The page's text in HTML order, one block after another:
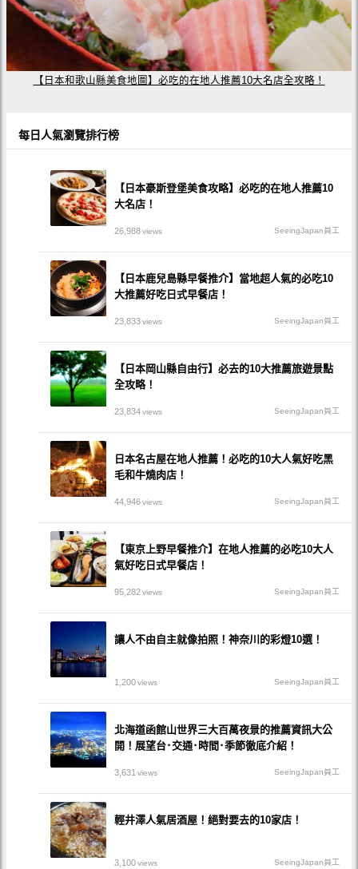
【日本和歌山縣美食地圖】必吃的在地人推薦10大名店全攻略！
每日人氣瀏覽排行榜
【日本豪斯登堡美食攻略】必吃的在地人推薦10
大名店！
26,988views SeeingJapan員工
【日本鹿兒島縣早餐推介】當地超人氣的必吃10
大推薦好吃日式早餐店！
23,833views SeeingJapan員工
【日本岡山縣自由行】必去的10大推薦旅遊景點
全攻略！
23,834views SeeingJapan員工
日本名古屋在地人推薦！必吃的10大人氣好吃黑
毛和牛燒肉店！
44,946views SeeingJapan員工
【東京上野早餐推介】在地人推薦的必吃10大人
氣好吃日式早餐店！
95,282views SeeingJapan員工
讓人不由自主就像拍照！神奈川的彩燈10選！
1,200views SeeingJapan員工
北海道函館山世界三大百萬夜景的推薦資訊大公
開！展望台･交通･時間･季節徹底介紹！
3,631 views SeeingJapan員工
輕井澤人氣居酒屋！絕對要去的10家店！
3,100views SeeingJapan員工